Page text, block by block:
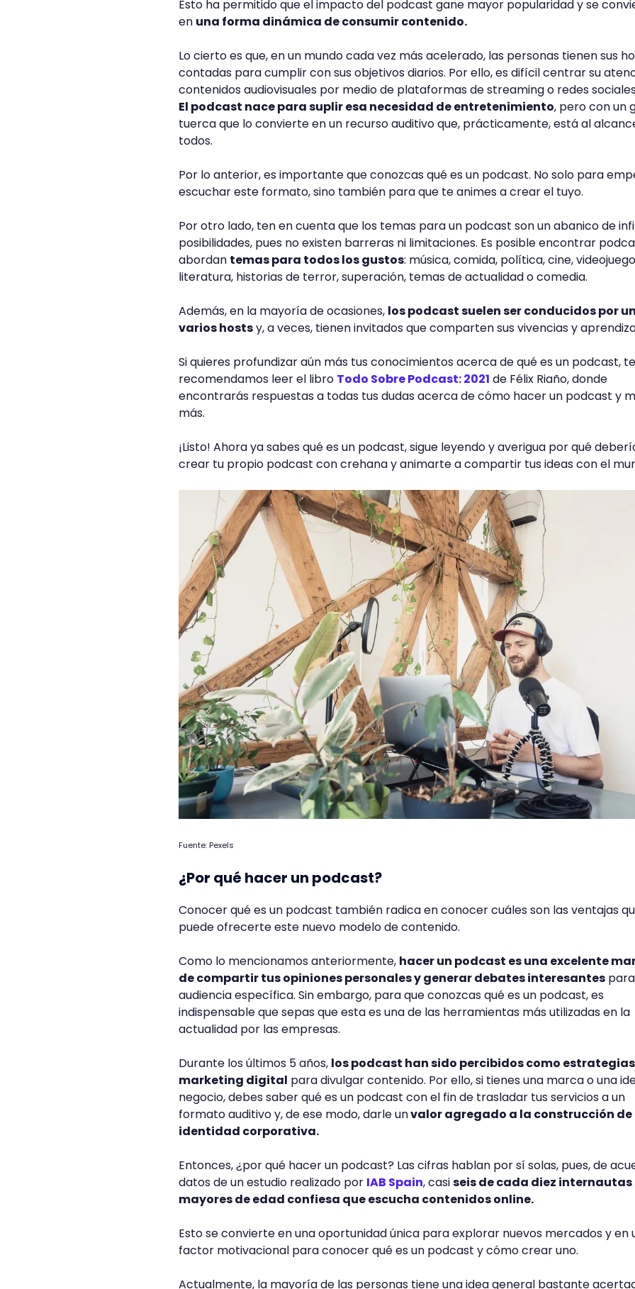
Esto ha permitido que el impacto del podcast gane mayor popularidad y se
en una forma dinámica de consumir contenido.
Lo cierto es que, en un mundo cada vez más acelerado, las personas tienen sus
contadas para cumplir con sus objetivos diarios. Por ello, es difícil centrar su
contenidos audiovisuales por medio de plataformas de streaming o redes
El podcast nace para suplir esa necesidad de entretenimiento, pero con un
tuerca que lo convierte en un recurso auditivo que, prácticamente, está al
todos.
Por lo anterior, es importante que conozcas qué es un podcast. No solo para
escuchar este formato, sino también para que te animes a crear el tuyo.
Por otro lado, ten en cuenta que los temas para un podcast son un abanico de
posibilidades, pues no existen barreras ni limitaciones. Es posible encontrar
abordan temas para todos los gustos: música, comida, política, cine,
literatura, historias de terror, superación, temas de actualidad o comedia.
Además, en la mayoría de ocasiones, los podcast suelen ser conducidos por
varios hostsy, a veces, tienen invitados que comparten sus vivencias y
Si quieres profundizar aún más tus conocimientos acerca de qué es un podcast, te
recomendamos leer el libro Todo Sobre Podcast: 2021 de Félix Riaño, donde
encontrarás respuestas a todas tus dudas acerca de cómo hacer un podcast y
más.
¡Listo! Ahora ya sabes qué es un podcast, sigue leyendo y averigua por qué
crear tu propio podcast con crehana y animarte a compartir tus ideas con el
Fuente: Pexels
¿Por qué hacer un podcast?
Conocer qué es un podcast también radica en conocer cuáles son las ventajas
puede ofrecerte este nuevo modelo de contenido.
Como lo mencionamos anteriormente, hacer un podcast es una excelente
de compartir tus opiniones personales y generar debates interesantes
audiencia específica. Sin embargo, para que conozcas qué es un podcast, es
indispensable que sepas que esta es una de las herramientas más utilizadas en la
actualidad por las empresas.
Durante los últimos 5 años, los podcast han sido percibidos como
marketing digital para divulgar contenido. Por ello, si tienes una marca o una
negocio, debes saber qué es un podcast con el fin de trasladar tus servicios a un
formato auditivo y, de ese modo, darle unvalor agregado a la construcción de
identidad corporativa.
Entonces, ¿por qué hacer un podcast? Las cifras hablan por sí solas, pues, de
datos de un estudio realizado por IAB Spain, casiseis de cada diez internautas
mayores de edad confiesa que escucha contenidos online.
Esto se convierte en una oportunidad única para explorar nuevos mercados y en
factor motivacional para conocer qué es un podcast y cómo crear uno.
Actualmente, la mayoría de las personas tiene una idea general bastante